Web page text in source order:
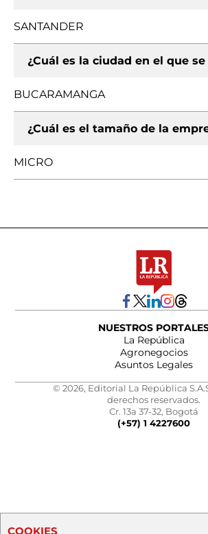
SANTANDER
¿Cuál es la ciudad en el que
BUCARAMANGA
¿Cuál es el tamaño de la
MICRO
NUESTROS
La República
Agronegocios
Asuntos Legales
© 2026, Editorial La República
derechos reservados.
Cr. 13a 37-32, Bogotá
(+57) 1 4227600
COOKIES